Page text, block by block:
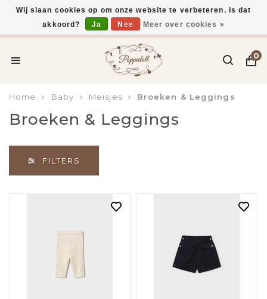
Gratis verzending vanaf €75,-
0
Home Baby Meisjes Broeken & Leggings
Broeken & Leggings
FILTERS
Wij slaan cookies op om onze website te verbeteren. Is dat
akkoord?
Ja Nee Meer over cookies »